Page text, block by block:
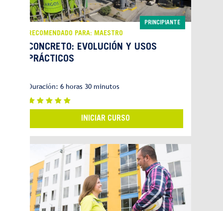
PRINCIPIANTE
RECOMENDADO PARA: MAESTRO
CONCRETO: EVOLUCIÓN Y USOS
PRÁCTICOS
Duración: 6 horas 30 minutos
INICIAR CURSO